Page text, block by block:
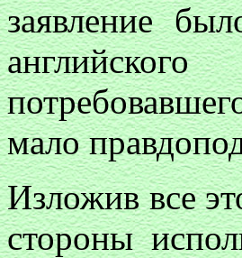
заявление
мало
Изложив все
стороны